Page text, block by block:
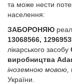
та може нести
населення:
ЗАБОРОНЯЮ
13068566,
лікарського засобу
виробництва
іноземною мовою,
України.